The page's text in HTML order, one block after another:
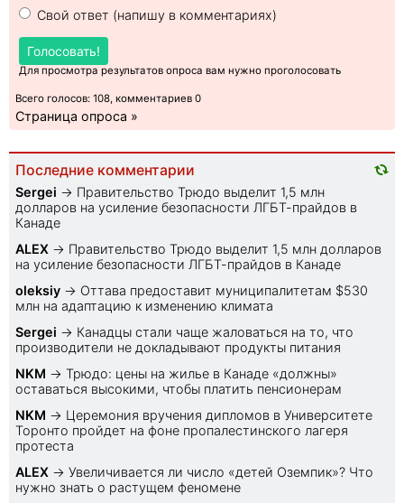
Свой ответ (напишу в комментариях)
Голосовать!
Для просмотра результатов опроса вам нужно проголосовать
Всего голосов: 108, комментариев 0
Страница опроса »
Последние комментарии
Sеrgei → Правительство Трюдо выделит 1,5 млн
долларов на усиление безопасности ЛГБТ-прайдов в
Канаде
ALEX → Правительство Трюдо выделит 1,5 млн долларов
на усиление безопасности ЛГБТ-прайдов в Канаде
oleksiy → Оттава предоставит муниципалитетам $530
млн на адаптацию к изменению климата
Sеrgei → Канадцы стали чаще жаловаться на то, что
производители не докладывают продукты питания
NKM → Трюдо: цены на жилье в Канаде «должны»
оставаться высокими, чтобы платить пенсионерам
NKM → Церемония вручения дипломов в Университете
Торонто пройдет на фоне пропалестинского лагеря
протеста
ALEX → Увеличивается ли число «детей Оземпик»? Что
нужно знать о растущем феномене